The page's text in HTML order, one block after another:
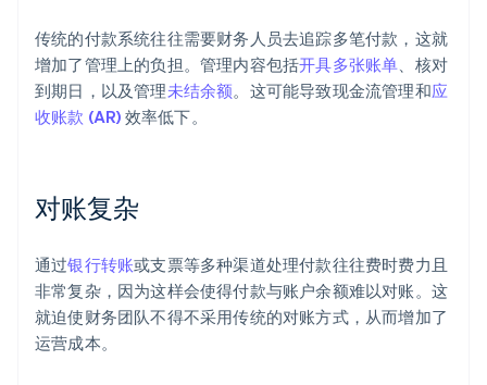
传统的付款系统往往需要财务人员去追踪多笔付款，这就
增加了管理上的负担。管理内容包括开具多张账单、核对
到期日，以及管理未结余额。这可能导致现金流管理和应
收账款 (AR) 效率低下。
对账复杂
通过银行转账或支票等多种渠道处理付款往往费时费力且
非常复杂，因为这样会使得付款与账户余额难以对账。这
就迫使财务团队不得不采用传统的对账方式，从而增加了
运营成本。